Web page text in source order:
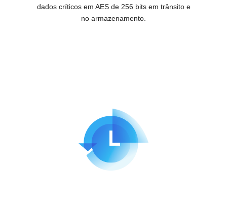
dados críticos em AES de 256 bits em trânsito e
no armazenamento.